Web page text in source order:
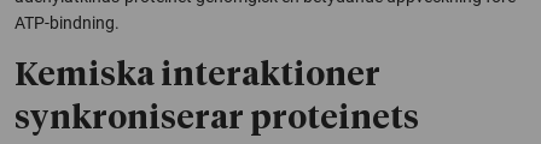
ATP-bindning.
Kemiska interaktioner
synkroniserar proteinets